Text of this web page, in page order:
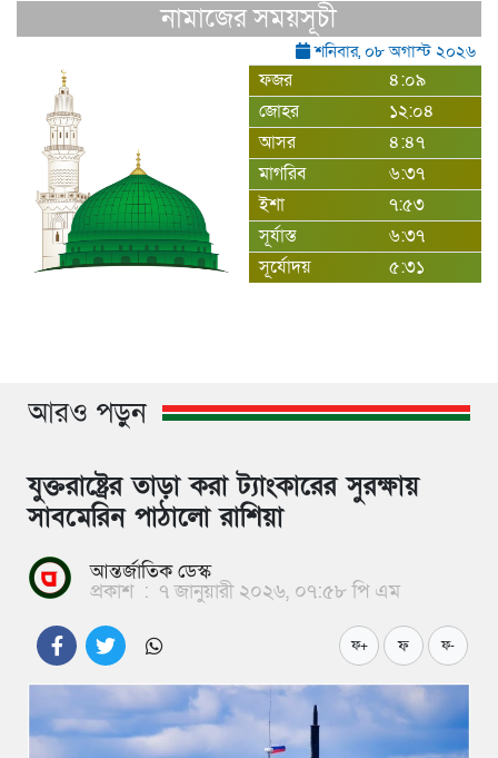
নামাজের সময়সূচী
শনিবার, ০৮ অগাস্ট ২০২৬
ফজর
৪:০৯
জোহর
১২:০৪
আসর
৪:৪৭
মাগরিব
৬:৩৭
ইশা
৭:৫৩
সূর্যাস্ত
৬:৩৭
সূর্যোদয়
৫:৩১
আরও পড়ুন
যুক্তরাষ্ট্রের তাড়া করা ট্যাংকারের সুরক্ষায়
সাবমেরিন পাঠালো রাশিয়া
আন্তর্জাতিক ডেস্ক
প্রকাশ : ৭ জানুয়ারী ২০২৬, ০৭:৫৮ পি এম
ফ+ ফ ফ-